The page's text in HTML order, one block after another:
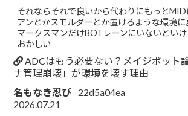
それならそれで良いから代わりにもっと
アンとかスモルダーとか置けるような環境
マークスマンだけBOTレーンにいないとい
おかしい
ADCはもう必要ない？メイジボット
ナ管理崩壊」が環境を壊す理由
名もなき忍び
22d5a04ea
2026.07.21